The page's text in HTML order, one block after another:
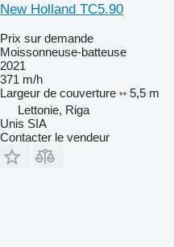
New Holland TC5.90
Prix sur demande
Moissonneuse-batteuse
2021
371 m/h
Largeur de couverture
5,5 m
Lettonie, Riga
Unis SIA
Contacter le vendeur